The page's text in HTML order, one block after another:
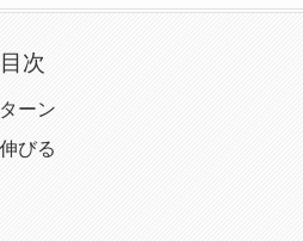
目次
ーン
びる